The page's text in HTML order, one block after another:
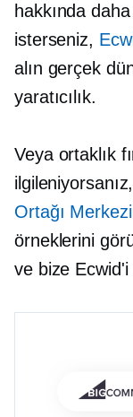
hakkında
isterseniz,
alın gerçek
yaratıcılık.
Veya ortaklık
Ortağı
örneklerini
ve bize